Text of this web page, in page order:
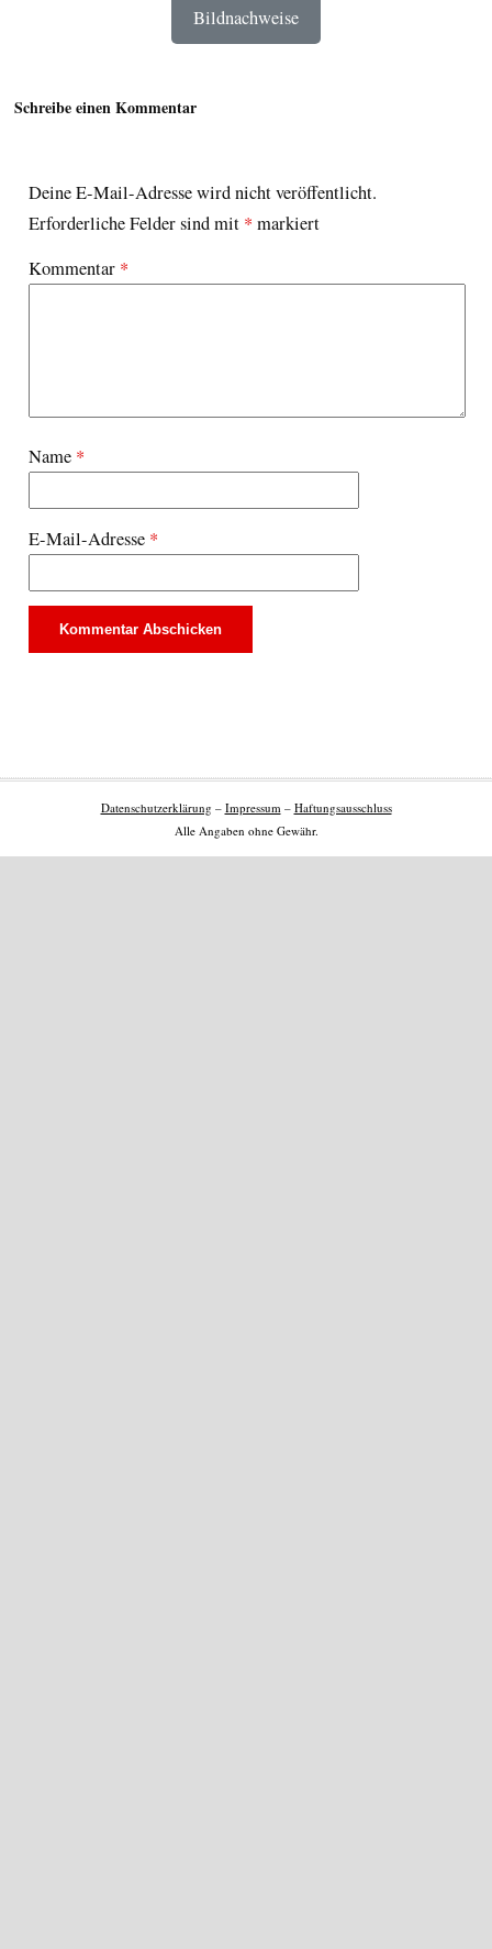
Bildnachweise
Schreibe einen Kommentar
Deine E-Mail-Adresse wird nicht veröffentlicht.
Erforderliche Felder sind mit * markiert
Kommentar *
Name *
E-Mail-Adresse *
Datenschutzerklärung – Impressum– Haftungsausschluss
Alle Angaben ohne Gewähr.